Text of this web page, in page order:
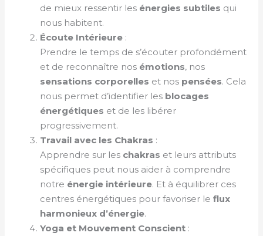
de mieux ressentir les énergies subtiles qui
nous habitent.
Écoute Intérieure :
Prendre le temps de s’écouter profondément
et de reconnaître nos émotions, nos
sensations corporelles et nos pensées. Cela
nous permet d’identifier les blocages
énergétiques et de les libérer
progressivement.
Travail avec les Chakras :
Apprendre sur les chakras et leurs attributs
spécifiques peut nous aider à comprendre
notre énergie intérieure. Et à équilibrer ces
centres énergétiques pour favoriser leflux
harmonieux d’énergie.
Yoga et Mouvement Conscient :